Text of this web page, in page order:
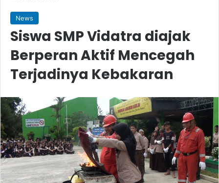
News
Siswa SMP Vidatra diajak
Berperan Aktif Mencegah
Terjadinya Kebakaran